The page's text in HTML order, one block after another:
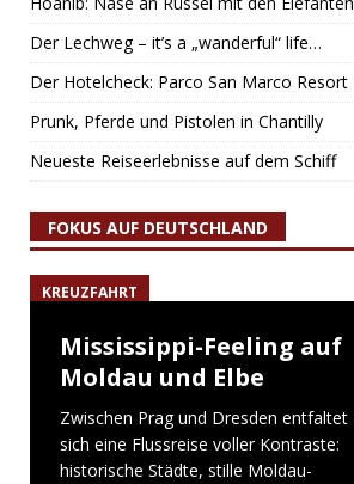
Der Lechweg – it’s a „wanderful“ life…
Der Hotelcheck: Parco San Marco Resort
Prunk, Pferde und Pistolen in Chantilly
Neueste Reiseerlebnisse auf dem Schiff
FOKUS AUF DEUTSCHLAND
KREUZFAHRT
Mississippi-Feeling auf
Moldau und Elbe
Zwischen Prag und Dresden entfaltet
sich eine Flussreise voller Kontraste:
historische Städte, stille Moldau-